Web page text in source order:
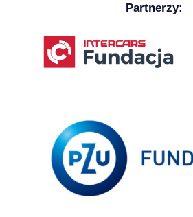
Partnerzy: